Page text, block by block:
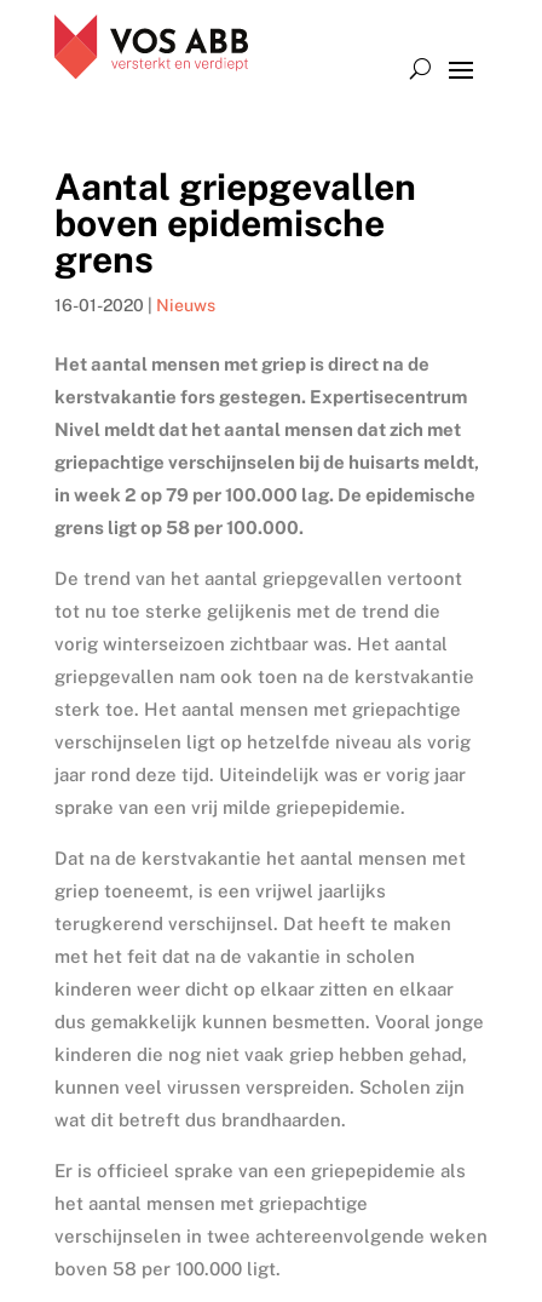
Aantal griepgevallen
boven epidemische
grens
16-01-2020 Nieuws
Het aantal mensen met griep is direct na de
kerstvakantie fors gestegen. Expertisecentrum
Nivel meldt dat het aantal mensen dat zich met
griepachtige verschijnselen bij de huisarts meldt,
in week 2 op 79 per 100.000 lag. De epidemische
grens ligt op 58 per 100.000.
De trend van het aantal griepgevallen vertoont
tot nu toe sterke gelijkenis met de trend die
vorig winterseizoen zichtbaar was. Het aantal
griepgevallen nam ook toen na de kerstvakantie
sterk toe. Het aantal mensen met griepachtige
verschijnselen ligt op hetzelfde niveau als vorig
jaar rond deze tijd. Uiteindelijk was er vorig jaar
sprake van een vrij milde griepepidemie.
Dat na de kerstvakantie het aantal mensen met
griep toeneemt, is een vrijwel jaarlijks
terugkerend verschijnsel. Dat heeft te maken
met het feit dat na de vakantie in scholen
kinderen weer dicht op elkaar zitten en elkaar
dus gemakkelijk kunnen besmetten. Vooral jonge
kinderen die nog niet vaak griep hebben gehad,
kunnen veel virussen verspreiden. Scholen zijn
wat dit betreft dus brandhaarden.
Er is officieel sprake van een griepepidemie als
het aantal mensen met griepachtige
verschijnselen in twee achtereenvolgende weken
boven 58 per 100.000 ligt.